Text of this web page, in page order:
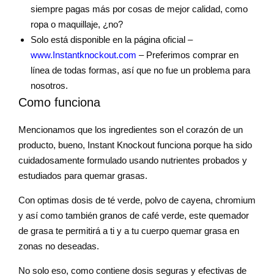
siempre pagas más por cosas de mejor calidad, como
ropa o maquillaje, ¿no?
Solo está disponible en la página oficial –
www.Instantknockout.com – Preferimos comprar en
línea de todas formas, así que no fue un problema para
nosotros.
Como funciona
Mencionamos que los ingredientes son el corazón de un
producto, bueno, Instant Knockout funciona porque ha sido
cuidadosamente formulado usando nutrientes probados y
estudiados para quemar grasas.
Con optimas dosis de té verde, polvo de cayena, chromium
y así como también granos de café verde, este quemador
de grasa te permitirá a ti y a tu cuerpo quemar grasa en
zonas no deseadas.
No solo eso, como contiene dosis seguras y efectivas de